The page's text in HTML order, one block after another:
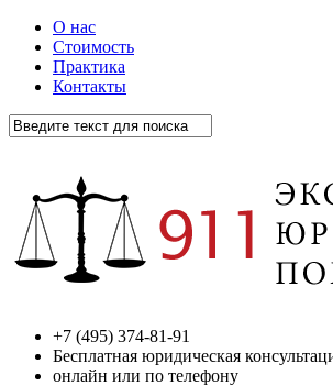
О нас
Стоимость
Практика
Контакты
+7 (495) 374-81-91
Бесплатная юридическая
онлайн или по телефону